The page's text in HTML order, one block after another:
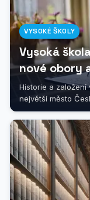
VYSOKÉ ŠKOLY
Vysoká
nové obory
Historie a založení
největší město
vysokoškolského...